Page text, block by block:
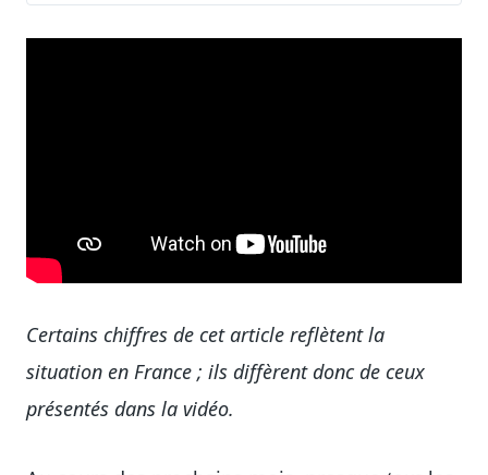
Certains chiffres de cet article reflètent la
situation en France ; ils diffèrent donc de ceux
présentés dans la vidéo.